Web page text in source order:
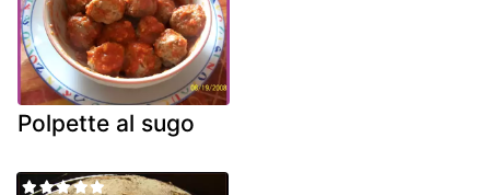
Polpette al sugo